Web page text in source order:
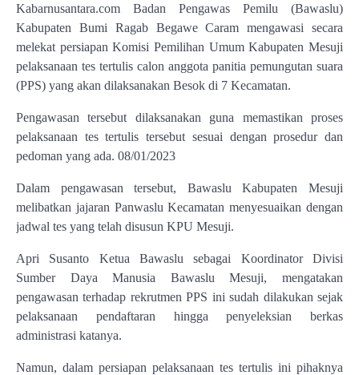
Kabarnusantara.com Badan Pengawas Pemilu (Bawaslu)
Kabupaten Bumi Ragab Begawe Caram mengawasi secara
melekat persiapan Komisi Pemilihan Umum Kabupaten Mesuji
pelaksanaan tes tertulis calon anggota panitia pemungutan suara
(PPS) yang akan dilaksanakan Besok di 7 Kecamatan.
Pengawasan tersebut dilaksanakan guna memastikan proses
pelaksanaan tes tertulis tersebut sesuai dengan prosedur dan
pedoman yang ada. 08/01/2023
Dalam pengawasan tersebut, Bawaslu Kabupaten Mesuji
melibatkan jajaran Panwaslu Kecamatan menyesuaikan dengan
jadwal tes yang telah disusun KPU Mesuji.
Apri Susanto Ketua Bawaslu sebagai Koordinator Divisi
Sumber Daya Manusia Bawaslu Mesuji, mengatakan
pengawasan terhadap rekrutmen PPS ini sudah dilakukan sejak
pelaksanaan pendaftaran hingga penyeleksian berkas
administrasi katanya.
Namun, dalam persiapan pelaksanaan tes tertulis ini pihaknya